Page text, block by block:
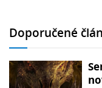
Doporučené